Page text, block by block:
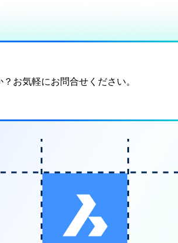
お気軽にお問合せください。